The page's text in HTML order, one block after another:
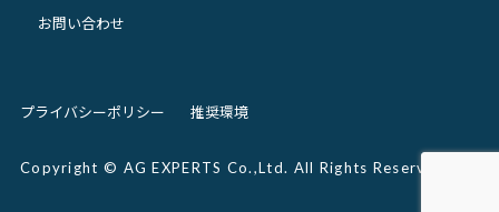
お問い合わせ
プライバシーポリシー 推奨環境
Copyright © AG EXPERTS Co.,Ltd. All Rights Reserved.